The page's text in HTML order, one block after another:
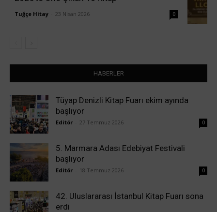
Tuğçe Hitay 23 Nisan 2026 0
HABERLER
Tüyap Denizli Kitap Fuarı ekim ayında
başlıyor
Editör 27 Temmuz 2026 0
5. Marmara Adası Edebiyat Festivali
başlıyor
Editör 18 Temmuz 2026 0
42. Uluslararası İstanbul Kitap Fuarı sona
erdi